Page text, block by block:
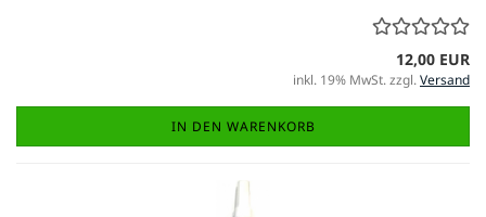
12,00 EUR
inkl. 19% MwSt. zzgl.Versand
IN DEN WARENKORB